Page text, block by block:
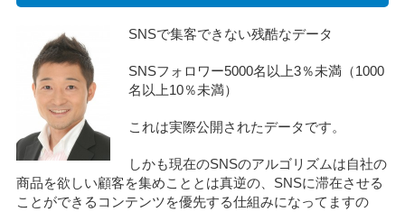
SNSで集客できない残酷なデータ
SNSフォロワー5000名以上3％未満（1000
名以上10％未満）
これは実際公開されたデータです。
しかも現在のSNSのアルゴリズムは自社の
商品を欲しい顧客を集めこととは真逆の、SNSに滞在させる
ことができるコンテンツを優先する仕組みになってますの